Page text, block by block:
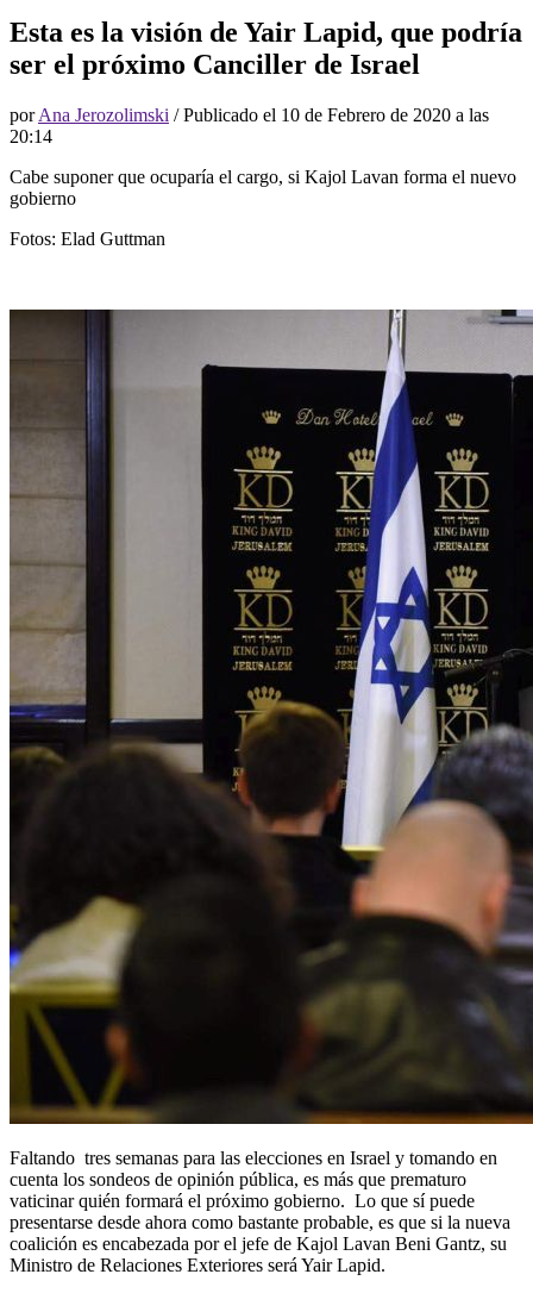
Esta es la visión de Yair Lapid, que podría
ser el próximo Canciller de Israel
porAna Jerozolimski / Publicado el 10 de Febrero de 2020 a las
20:14
Cabe suponer que ocuparía el cargo, si Kajol Lavan forma el nuevo
gobierno
Fotos: Elad Guttman
Faltando tres semanas para las elecciones en Israel y tomando en
cuenta los sondeos de opinión pública, es más que prematuro
vaticinar quién formará el próximo gobierno. Lo que sí puede
presentarse desde ahora como bastante probable, es que si la nueva
coalición es encabezada por el jefe de Kajol Lavan Beni Gantz, su
Ministro de Relaciones Exteriores será Yair Lapid.